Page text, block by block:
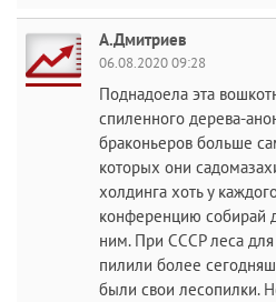
А.Дмитриев
06.08.2020 09:28
Поднадоела эта
спиленного дерева-
браконьеров больше
которых они
холдинга хоть у
конференцию собирай
ним. При СССР леса
пилили более
были свои лесопилки.